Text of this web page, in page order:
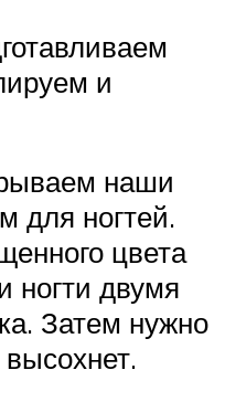
и
наши
для ногтей.
цвета
ногти двумя
Затем нужно